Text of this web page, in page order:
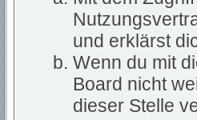
und erklärst
Wenn du mit
Board nicht
dieser Stelle